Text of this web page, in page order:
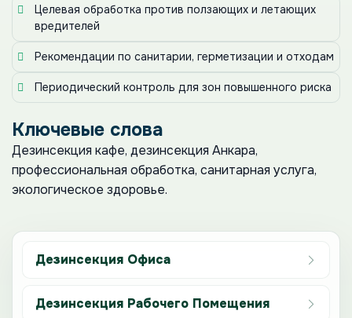
Дезинсекция Офиса
Дезинсекция Рабочего Помещения
Целевая обработка против ползающих и летающих
вредителей
Рекомендации по санитарии, герметизации и отходам
Периодический контроль для зон повышенного риска
Ключевые слова
Дезинсекция кафе, дезинсекция Анкара,
профессиональная обработка, санитарная услуга,
экологическое здоровье.